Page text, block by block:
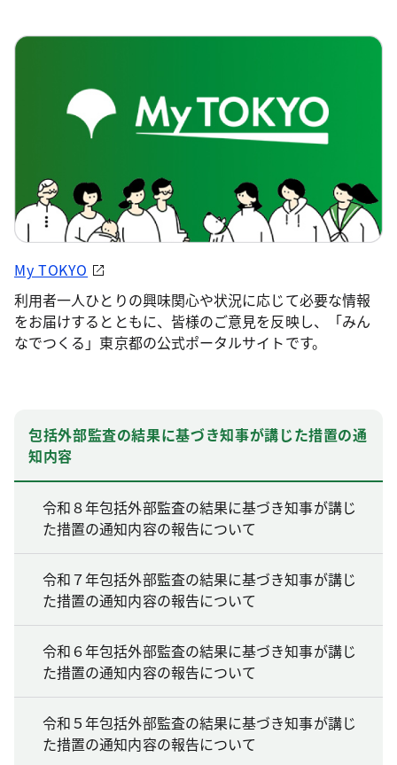
My TOKYO
利用者一人ひとりの興味関心や状況に応じて必要な情報
をお届けするとともに、皆様のご意見を反映し、「みん
なでつくる」東京都の公式ポータルサイトです。
包括外部監査の結果に基づき知事が講じた措置の通
知内容
令和８年包括外部監査の結果に基づき知事が講じ
た措置の通知内容の報告について
令和７年包括外部監査の結果に基づき知事が講じ
た措置の通知内容の報告について
令和６年包括外部監査の結果に基づき知事が講じ
た措置の通知内容の報告について
令和５年包括外部監査の結果に基づき知事が講じ
た措置の通知内容の報告について